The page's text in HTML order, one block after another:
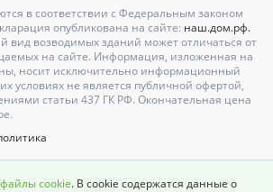
в соответствии с Федеральным законом
опубликована на сайте: наш.дом.рф.
вид возводимых зданий может отличаться от
на сайте. Информация, изложенная на
носит исключительно информационный
условиях не является публичной офертой,
статьи 437 ГК РФ. Окончательная цена
cookie. В cookie содержатся данные о